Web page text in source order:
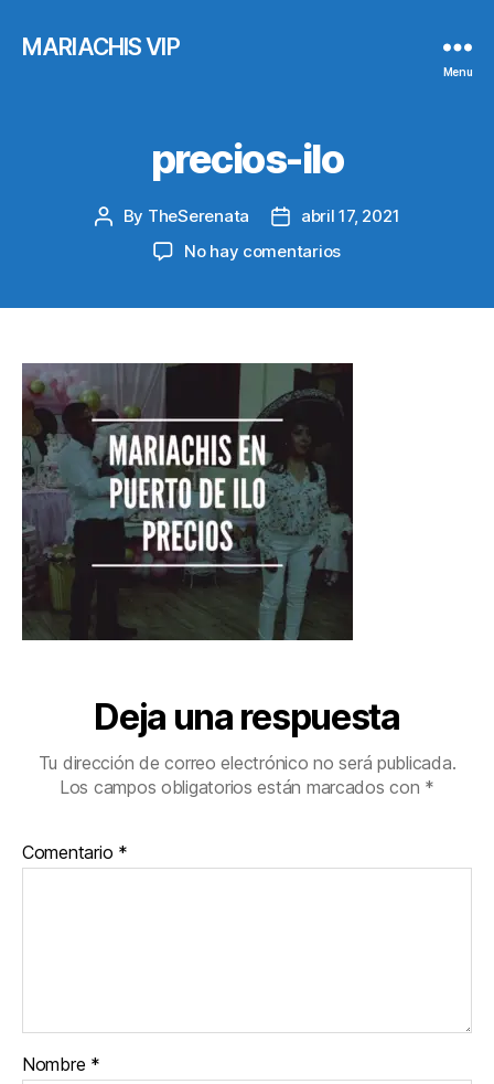
MARIACHIS VIP
Menu
precios-ilo
Post
author
By TheSerenata
Post
date
abril 17, 2021
No hay comentariosen
Deja una respuesta
Tu dirección de correo electrónico no será publicada.
Los campos obligatorios están marcados con *
Comentario *
Nombre *